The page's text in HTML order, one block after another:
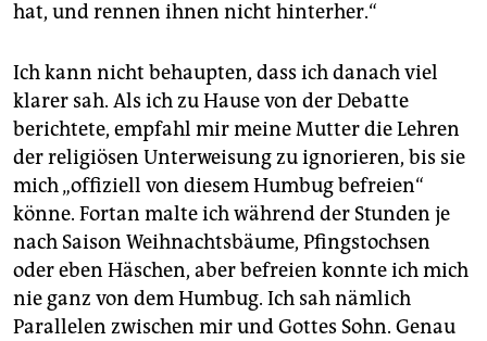
hat, und rennen ihnen nicht hinterher.“
Ich kann nicht behaupten, dass ich danach viel
klarer sah. Als ich zu Hause von der Debatte
berichtete, empfahl mir meine Mutter die Lehren
der religiösen Unterweisung zu ignorieren, bis sie
mich „offiziell von diesem Humbug befreien“
könne. Fortan malte ich während der Stunden je
nach Saison Weihnachtsbäume, Pfingstochsen
oder eben Häschen, aber befreien konnte ich mich
nie ganz von dem Humbug. Ich sah nämlich
Parallelen zwischen mir und Gottes Sohn. Genau